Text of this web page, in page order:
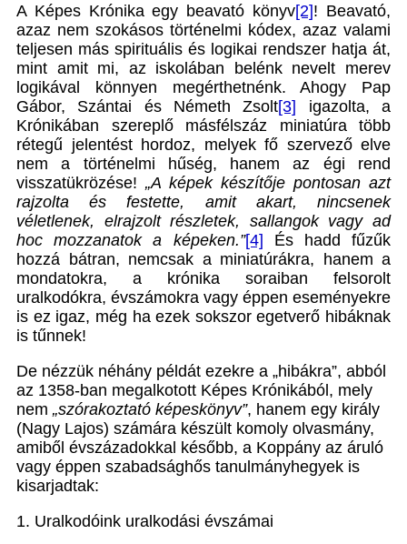
A Képes Krónika egy beavató könyv[2]! Beavató,
azaz nem szokásos történelmi kódex, azaz valami
teljesen más spirituális és logikai rendszer hatja át,
mint amit mi, az iskolában belénk nevelt merev
logikával könnyen megérthetnénk. Ahogy Pap
Gábor, Szántai és Németh Zsolt[3] igazolta, a
Krónikában szereplő másfélszáz miniatúra több
rétegű jelentést hordoz, melyek fő szervező elve
nem a történelmi hűség, hanem az égi rend
visszatükrözése! „A képek készítője pontosan azt
rajzolta és festette, amit akart, nincsenek
véletlenek, elrajzolt részletek, sallangok vagy ad
hoc mozzanatok a képeken.”[4] És hadd fűzűk
hozzá bátran, nemcsak a miniatúrákra, hanem a
mondatokra, a krónika soraiban felsorolt
uralkodókra, évszámokra vagy éppen eseményekre
is ez igaz, még ha ezek sokszor egetverő hibáknak
is tűnnek!
De nézzük néhány példát ezekre a „hibákra”, abból
az 1358-ban megalkotott Képes Krónikából, mely
nem „szórakoztató képeskönyv”, hanem egy király
(Nagy Lajos) számára készült komoly olvasmány,
amiből évszázadokkal később, a Koppány az áruló
vagy éppen szabadsághős tanulmányhegyek is
kisarjadtak:
1. Uralkodóink uralkodási évszámai